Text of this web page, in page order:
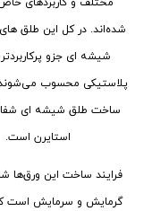
شده‌اند. در کل این طلق
شیشه ای جزو
پلاستیکی محسوب می‌شوند.
ساخت طلق شیشه ای
استایرن است.
فرایند ساخت این ورق‌ها
گرمایش و سرمایش است